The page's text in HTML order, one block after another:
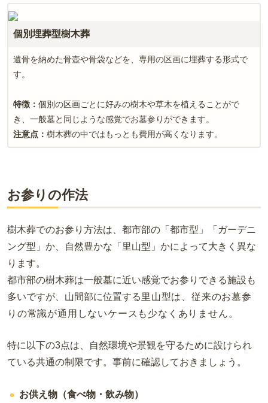
個別埋葬型樹木葬
遺骨を納めた骨壺や骨袋などを、専用の区画に埋葬する形式で
す。
特徴： 個別の区画ごとに好みの樹木や草木を植えることがで
き、一般墓と同じような感覚でお墓参りができます。
注意点： 樹木葬の中ではもっとも費用が高くなります。
お参りの作法
樹木葬でのお参り方法は、都市部の「都市型」「ガーデニ
ング型」か、自然豊かな「里山型」かによって大きく異な
ります。
都市部の樹木葬は一般墓に近い感覚でお参りできる施設も
多いですが、山間部に位置する里山型は
、従来のお墓参
りの常識が通用しないケースも少なくありません。
特に以下の3点は、自然環境や景観を守るために設けられ
ている共通の制限です。事前に確認しておきましょう。
お供え物（食べ物・飲み物）